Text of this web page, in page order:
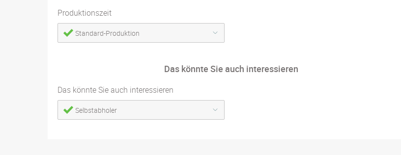
Produktionszeit
Standard-Produktion
Das könnte Sie auch interessieren
Das könnte Sie auch interessieren
Selbstabholer